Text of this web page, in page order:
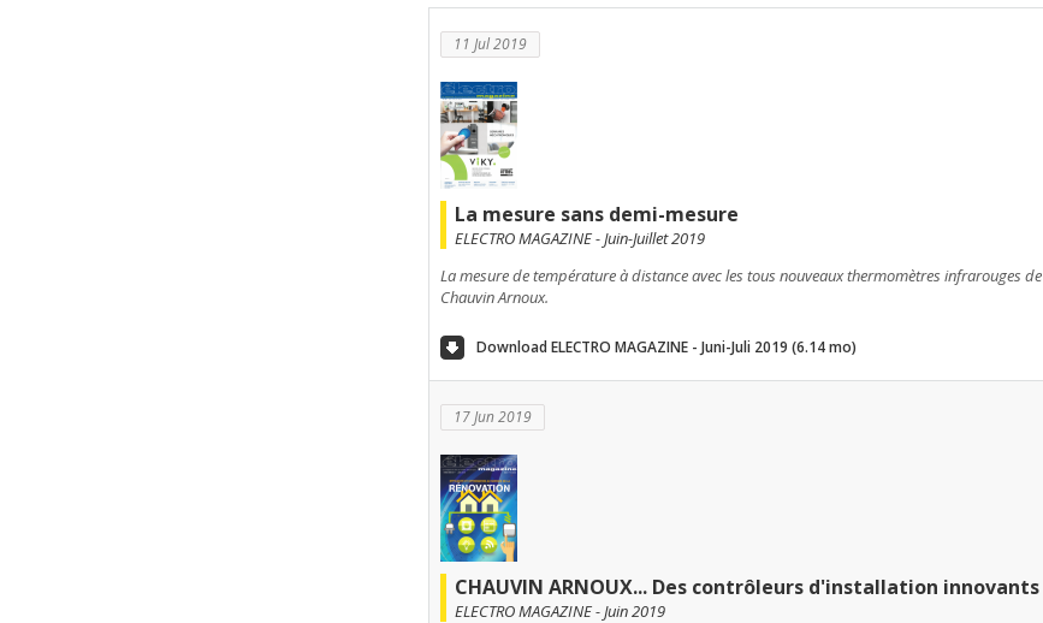
11 Jul 2019
La mesure sans demi-mesure
ELECTRO MAGAZINE - Juin-Juillet 2019
La mesure de température à distance avec les tous nouveaux thermomètres infrarouges de
Chauvin Arnoux.
Download ELECTRO MAGAZINE - Juni-Juli 2019 (6.14 mo)
17 Jun 2019
CHAUVIN ARNOUX... Des contrôleurs d'installation innovants
ELECTRO MAGAZINE - Juin 2019